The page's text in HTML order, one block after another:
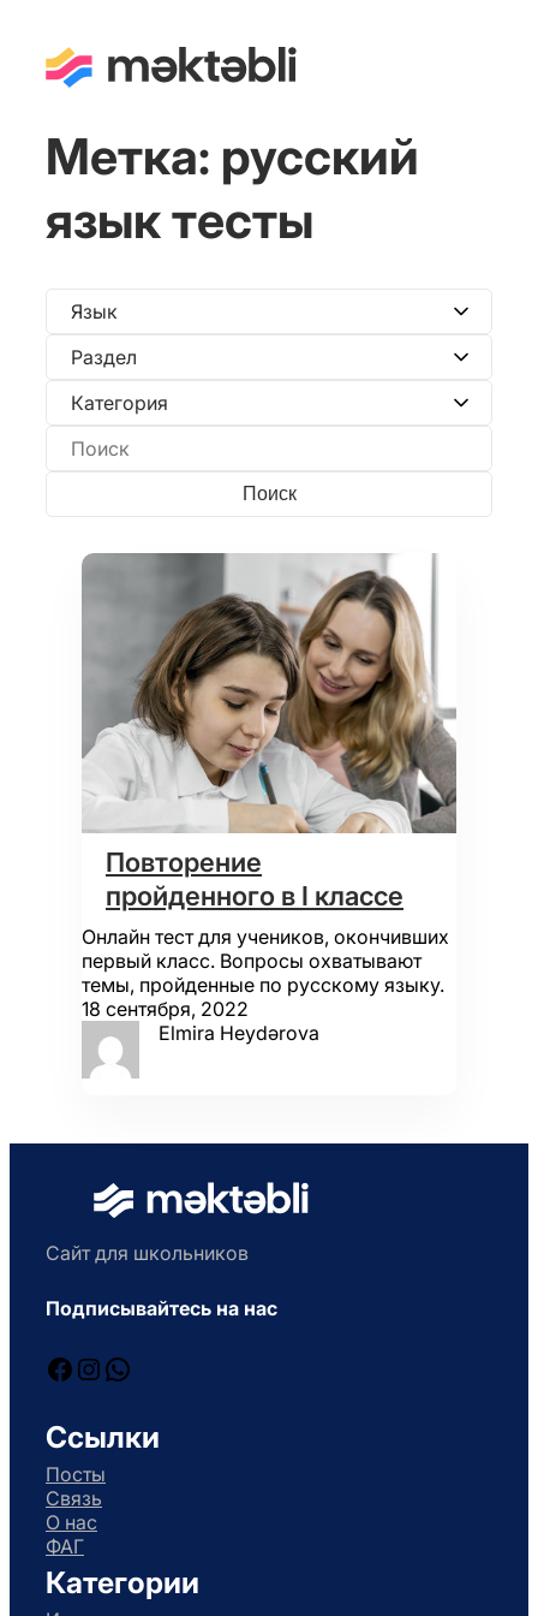
Метка: русский
язык тесты
Повторение
пройденного в I классе
Онлайн тест для учеников, окончивших
первый класс. Вопросы охватывают
темы, пройденные по русскому языку.
18 сентября, 2022
Elmira Heydərova
Сайт для школьников
Подписывайтесь на нас
Facebook
Instagram
WhatsApp
Ссылки
Посты
Связь
О нас
ФАГ
Категории